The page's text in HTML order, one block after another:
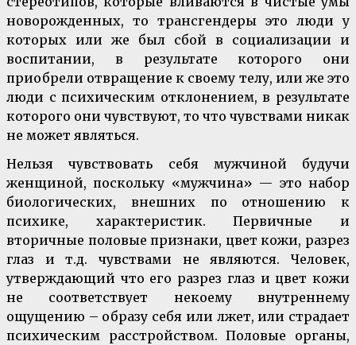
новорожденных, то трансгендеры это люди у
которых или же был сбой в социализации и
воспитании, в результате которого они
приобрели отвращение к своему телу, или же это
люди с психическим отклонением, в результате
которого они чувствуют, то что чувствами никак
не может являться.
Нельзя чувствовать себя мужчиной будучи
женщиной, поскольку «мужчина» — это набор
биологических, внешних по отношению к
психике, характеристик. Первичные и
вторичные половые признаки, цвет кожи, разрез
глаз и т.д. чувствами не являются. Человек,
утверждающий что его разрез глаз и цвет кожи
не соответствует некоему внутреннему
ощущению – образу себя или лжет, или страдает
психическим расстройством. Половые органы,